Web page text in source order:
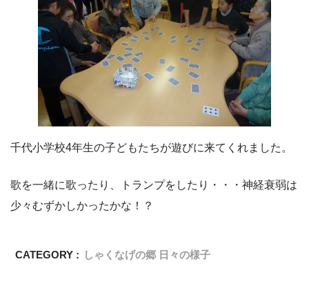
千代小学校4年生の子どもたちが遊びに来てくれました。
歌を一緒に歌ったり、トランプをしたり・・・神経衰弱は
少々むずかしかったかな！？
CATEGORY : しゃくなげの郷 日々の様子